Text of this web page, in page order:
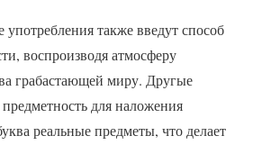
также введут способ
воспроизводя атмосферу
грабастающей миру. Другые
для наложения
реальные предметы, что делает